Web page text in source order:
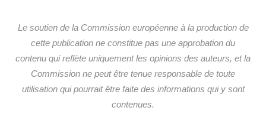
Le soutien de la Commission européenne à la production de
cette publication ne constitue pas une approbation du
contenu qui reflète uniquement les opinions des auteurs, et la
Commission ne peut être tenue responsable de toute
utilisation qui pourrait être faite des informations qui y sont
contenues.